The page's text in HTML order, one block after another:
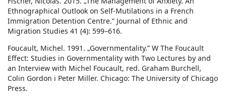
Ethnographical Outlook on Self-Mutilations in a French
Immigration Detention Centre.” Journal of Ethnic and
Migration Studies 41 (4): 599–616.
Foucault, Michel. 1991. „Governmentality.” W The Foucault
Effect: Studies in Governmentality with Two Lectures by and
an Interview with Michel Foucault, red. Graham Burchell,
Colin Gordon i Peter Miller. Chicago: The University of Chicago
Press.